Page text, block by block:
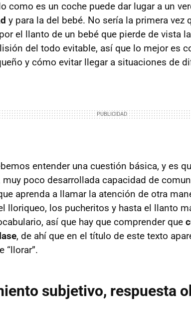
como es un coche puede dar lugar a un
y para la del bebé. No sería la primera vez
el llanto de un bebé que pierde de vista
del todo evitable, así que lo mejor es
y cómo evitar llegar a situaciones de
entender una cuestión básica, y es
poco desarrollada capacidad de
aprenda a llamar la atención de otra
lloriqueo, los pucheritos y hasta el llanto
así que hay que comprender que
, de ahí que en el título de este texto
“llorar”.
subjetivo, respuesta